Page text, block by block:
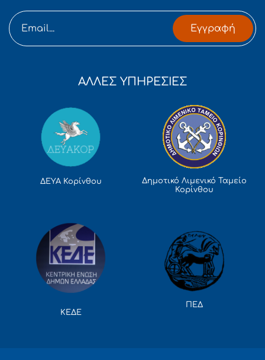
Εγγραφή
ΑΛΛΕΣ ΥΠΗΡΕΣΙΕΣ
ΔΕΥΑ Κορίνθου
Δημοτικό Λιμενικό Ταμείο
Κορίνθου
ΚΕΔΕ
ΠΕΔ